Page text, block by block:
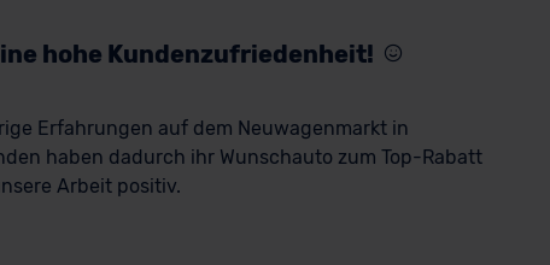
hohe Kundenzufriedenheit!
Erfahrungen auf dem Neuwagenmarkt in
haben dadurch ihr Wunschauto zum Top-Rabatt
Arbeit positiv.